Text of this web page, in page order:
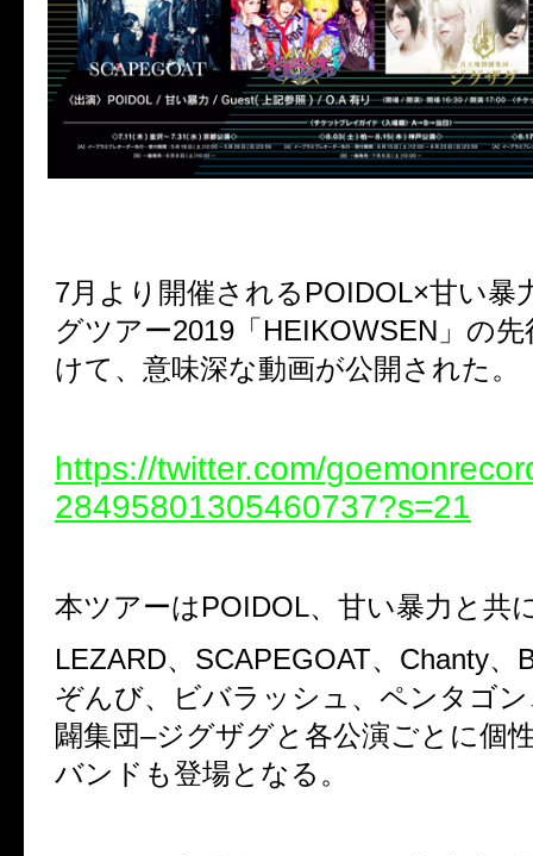
7月より開催される POIDOL×甘い暴
グツアー2019 「 HEIKOWSEN 」の
けて、意味深な動画が公開された。
https://twitter.com/
28495801305460737?s=21
本ツアーはPOIDOL、甘い暴力と共
LEZARD、 SCAPEGOAT、 Chanty、
ぞんび、ビバラッシュ、ペンタゴ
闢集団–ジグザグと各公演ごとに個
バンドも登場となる。